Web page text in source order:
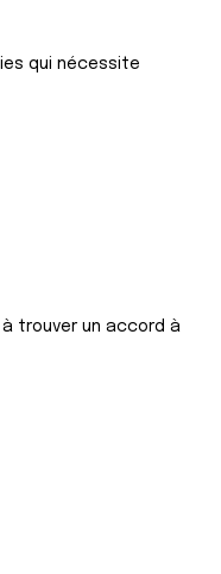
qui nécessite
trouver un accord à